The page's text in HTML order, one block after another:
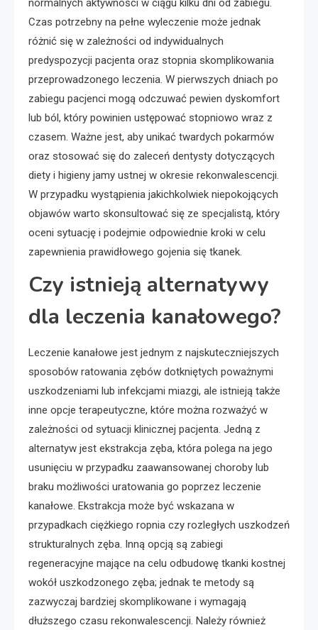
normalnych aktywności w ciągu kilku dni od zabiegu.
Czas potrzebny na pełne wyleczenie może jednak
różnić się w zależności od indywidualnych
predyspozycji pacjenta oraz stopnia skomplikowania
przeprowadzonego leczenia. W pierwszych dniach po
zabiegu pacjenci mogą odczuwać pewien dyskomfort
lub ból, który powinien ustępować stopniowo wraz z
czasem. Ważne jest, aby unikać twardych pokarmów
oraz stosować się do zaleceń dentysty dotyczących
diety i higieny jamy ustnej w okresie rekonwalescencji.
W przypadku wystąpienia jakichkolwiek niepokojących
objawów warto skonsultować się ze specjalistą, który
oceni sytuację i podejmie odpowiednie kroki w celu
zapewnienia prawidłowego gojenia się tkanek.
Czy istnieją alternatywy
dla leczenia kanałowego?
Leczenie kanałowe jest jednym z najskuteczniejszych
sposobów ratowania zębów dotkniętych poważnymi
uszkodzeniami lub infekcjami miazgi, ale istnieją także
inne opcje terapeutyczne, które można rozważyć w
zależności od sytuacji klinicznej pacjenta. Jedną z
alternatyw jest ekstrakcja zęba, która polega na jego
usunięciu w przypadku zaawansowanej choroby lub
braku możliwości uratowania go poprzez leczenie
kanałowe. Ekstrakcja może być wskazana w
przypadkach ciężkiego ropnia czy rozległych uszkodzeń
strukturalnych zęba. Inną opcją są zabiegi
regeneracyjne mające na celu odbudowę tkanki kostnej
wokół uszkodzonego zęba; jednak te metody są
zazwyczaj bardziej skomplikowane i wymagają
dłuższego czasu rekonwalescencji. Należy również